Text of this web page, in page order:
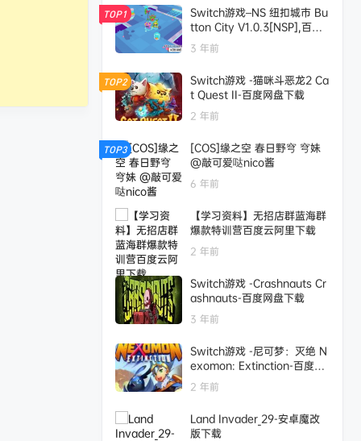
TOP1
Switch游戏–NS 纽扣城市 Bu
tton City V1.0.3[NSP],百度
云下载
3 年前
TOP2
Switch游戏 -猫咪斗恶龙2 Ca
t Quest II-百度网盘下载
2 年前
TOP3
[COS]缘之空 春日野穹 穹妹
@敲可爱哒nico酱
6 年前
【学习资料】无招店群蓝海群
爆款特训营百度云阿里下载
2 年前
Switch游戏 -Crashnauts Cr
ashnauts-百度网盘下载
3 年前
Switch游戏 -尼可梦：灭绝 N
exomon: Extinction-百度网
盘下载
2 年前
Land Invader_29-安卓魔改
版下载